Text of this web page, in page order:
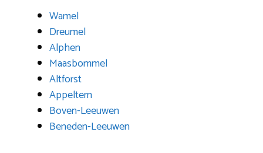
Wamel
Dreumel
Alphen
Maasbommel
Altforst
Appeltern
Boven-Leeuwen
Beneden-Leeuwen